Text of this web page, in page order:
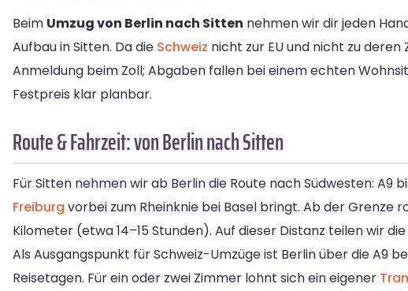
Beim Umzug von Berlin nach Sitten nehmen wir dir jeden
Aufbau in Sitten. Da die Schweiz nicht zur EU und nicht zu
Anmeldung beim Zoll; Abgaben fallen bei einem echten
Festpreis klar planbar.
Route & Fahrzeit: von Berlin nach Sitten
Für Sitten nehmen wir ab Berlin die Route nach Südwesten: A9
Freiburg vorbei zum Rheinknie bei Basel bringt. Ab der Grenze
Kilometer (etwa 14–15 Stunden). Auf dieser Distanz teilen wir
Als Ausgangspunkt für Schweiz-Umzüge ist Berlin über die A9
Reisetagen. Für ein oder zwei Zimmer lohnt sich ein eigener